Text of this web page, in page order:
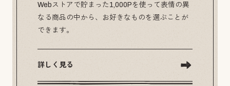
Webストアで貯まった1,000Pを使って表情の異
なる商品の中から、お好きなものを選ぶことが
できます。
詳しく見る